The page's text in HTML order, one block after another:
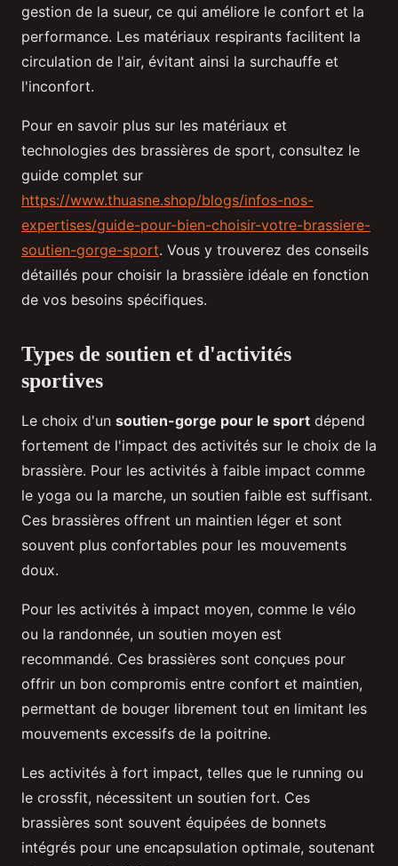
gestion de la sueur, ce qui améliore le confort et la
performance. Les matériaux respirants facilitent la
circulation de l'air, évitant ainsi la surchauffe et
l'inconfort.
Pour en savoir plus sur les matériaux et
technologies des brassières de sport, consultez le
guide complet sur
https://www.thuasne.shop/blogs/infos-nos-
expertises/guide-pour-bien-choisir-votre-brassiere-
soutien-gorge-sport. Vous y trouverez des conseils
détaillés pour choisir la brassière idéale en fonction
de vos besoins spécifiques.
Types de soutien et d'activités
sportives
Le choix d'un soutien-gorge pour le sport dépend
fortement de l'impact des activités sur le choix de la
brassière. Pour les activités à faible impact comme
le yoga ou la marche, un soutien faible est suffisant.
Ces brassières offrent un maintien léger et sont
souvent plus confortables pour les mouvements
doux.
Pour les activités à impact moyen, comme le vélo
ou la randonnée, un soutien moyen est
recommandé. Ces brassières sont conçues pour
offrir un bon compromis entre confort et maintien,
permettant de bouger librement tout en limitant les
mouvements excessifs de la poitrine.
Les activités à fort impact, telles que le running ou
le crossfit, nécessitent un soutien fort. Ces
brassières sont souvent équipées de bonnets
intégrés pour une encapsulation optimale, soutenant